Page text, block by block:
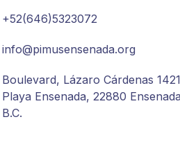
+52(646)5323072
info@pimusensenada.org
Boulevard, Lázaro Cárdenas
Playa Ensenada, 22880
B.C.